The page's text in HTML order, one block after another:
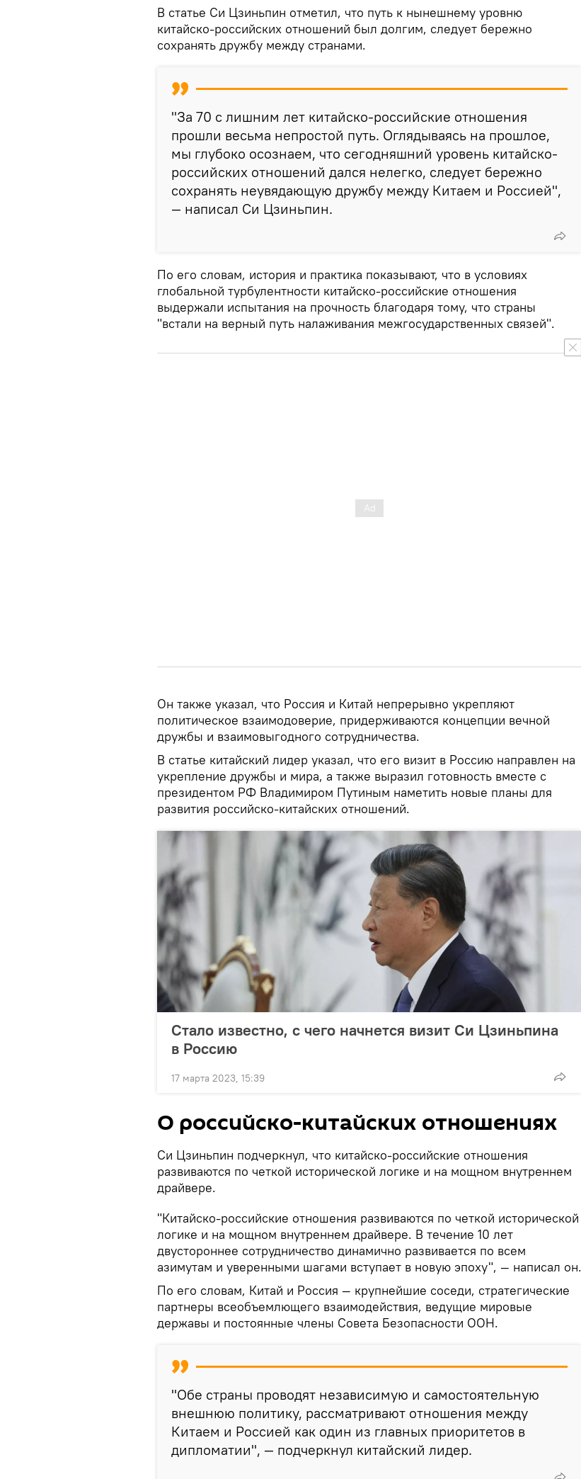
В статье Си Цзиньпин отметил, что путь к нынешнему уровню
китайско-российских отношений был долгим, следует бережно
сохранять дружбу между странами.
"За 70 с лишним лет китайско-российские отношения
прошли весьма непростой путь. Оглядываясь на прошлое,
мы глубоко осознаем, что сегодняшний уровень китайско-
российских отношений дался нелегко, следует бережно
сохранять неувядающую дружбу между Китаем и Россией",
— написал Си Цзиньпин.
По его словам, история и практика показывают, что в условиях
глобальной турбулентности китайско-российские отношения
выдержали испытания на прочность благодаря тому, что страны
"встали на верный путь налаживания межгосударственных связей".
Он также указал, что Россия и Китай непрерывно укрепляют
политическое взаимодоверие, придерживаются концепции вечной
дружбы и взаимовыгодного сотрудничества.
В статье китайский лидер указал, что его визит в Россию направлен на
укрепление дружбы и мира, а также выразил готовность вместе с
президентом РФ Владимиром Путиным наметить новые планы для
развития российско-китайских отношений.
Стало известно, с чего начнется визит Си Цзиньпина
в Россию
17 марта 2023, 15:39
О российско-китайских отношениях
Си Цзиньпин подчеркнул, что китайско-российские отношения
развиваются по четкой исторической логике и на мощном внутреннем
драйвере.
"Китайско-российские отношения развиваются по четкой исторической
логике и на мощном внутреннем драйвере. В течение 10 лет
двустороннее сотрудничество динамично развивается по всем
азимутам и уверенными шагами вступает в новую эпоху", — написал он.
По его словам, Китай и Россия — крупнейшие соседи, стратегические
партнеры всеобъемлющего взаимодействия, ведущие мировые
державы и постоянные члены Совета Безопасности ООН.
"Обе страны проводят независимую и самостоятельную
внешнюю политику, рассматривают отношения между
Китаем и Россией как один из главных приоритетов в
дипломатии", — подчеркнул китайский лидер.